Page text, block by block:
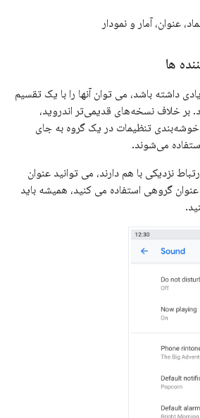
عنوان، آمار و نمودار
ها
داشته باشد، می توان آنها را با یک تقسیم
بر خلاف نسخه‌های قدیمی‌تر اندروید،
خوشه‌بندی تنظیمات در یک گروه به جای
می‌شوند.
نزدیکی با هم دارند، می توانید عنوان
عنوان گروهی استفاده می کنید، همیشه باید